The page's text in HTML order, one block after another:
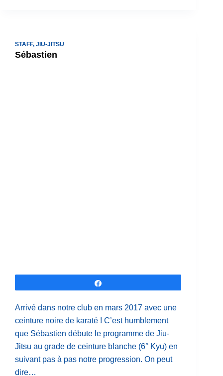
STAFF, JIU-JITSU
Sébastien
Arrivé dans notre club en mars 2017 avec une
ceinture noire de karaté ! C’est humblement
que Sébastien débute le programme de Jiu-
Jitsu au grade de ceinture blanche (6° Kyu) en
suivant pas à pas notre progression. On peut
dire…